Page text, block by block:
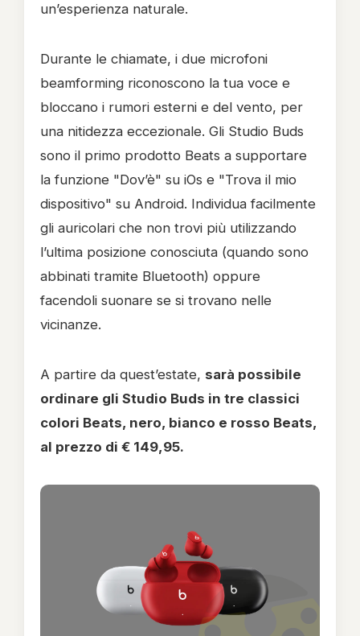
un’esperienza naturale.
Durante le chiamate, i due microfoni
beamforming riconoscono la tua voce e
bloccano i rumori esterni e del vento, per
una nitidezza eccezionale. Gli Studio Buds
sono il primo prodotto Beats a supportare
la funzione "Dov’è" su iOs e "Trova il mio
dispositivo" su Android. Individua facilmente
gli auricolari che non trovi più utilizzando
l’ultima posizione conosciuta (quando sono
abbinati tramite Bluetooth) oppure
facendoli suonare se si trovano nelle
vicinanze.
A partire da quest’estate, sarà possibile
ordinare gli Studio Buds in tre classici
colori Beats, nero, bianco e rosso Beats,
al prezzo di € 149,95.